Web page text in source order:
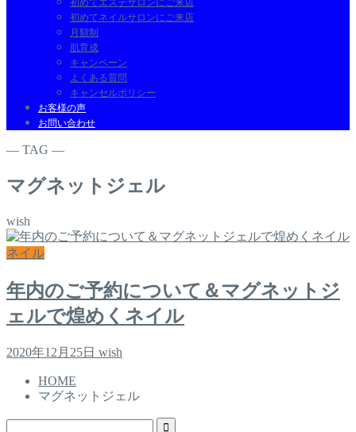
初めてエステサロンにご来店
初めてネイルサロンにご来店
月額制
肌育成
キャンペーン
よくある質問
キャンセルポリシー
お客様の声
お問い合わせ
― TAG ―
マグネットジェル
wish
ネイル
年内のご予約について＆マグネットジ
ェルで煌めくネイル
2020年12月25日 wish
HOME
マグネットジェル